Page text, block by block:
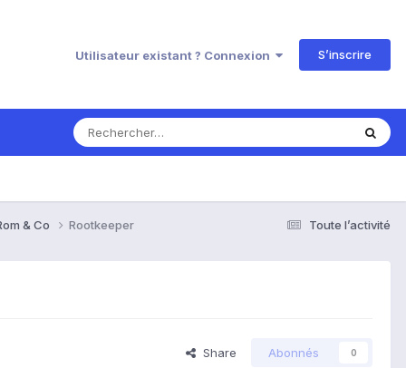
Utilisateur existant ? Connexion S’inscrire
Toute l’activité
& Co Rootkeeper
Share Abonnés 0